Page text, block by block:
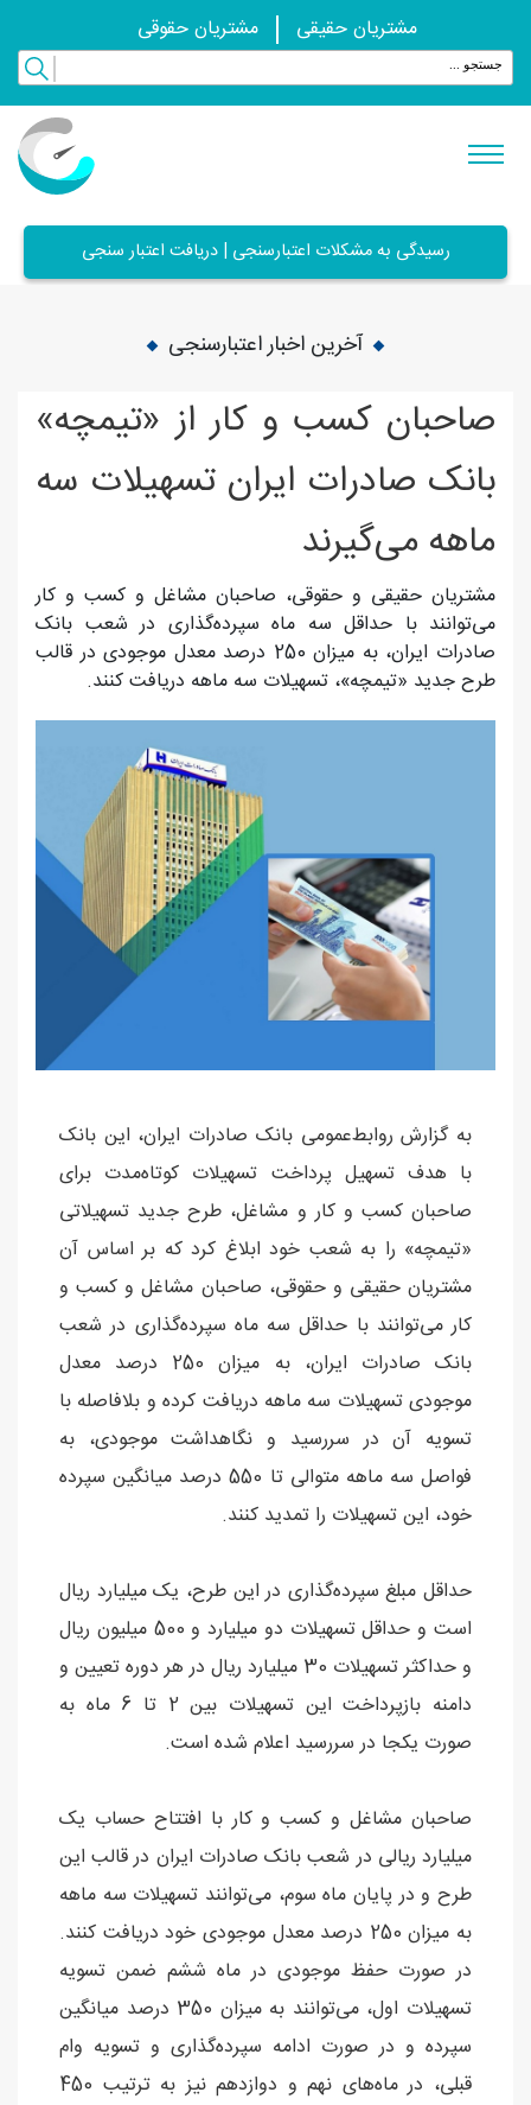
مشتریان حقیقی مشتریان حقوقی
رسیدگی به مشکلات اعتبارسنجی | دریافت اعتبار سنجی
آخرین اخبار اعتبارسنجی
صاحبان کسب و کار از «تیمچه»
بانک صادرات ایران تسهیلات سه
ماهه می‌گیرند
مشتریان حقیقی و حقوقی، صاحبان مشاغل و کسب و کار
می‌توانند با حداقل سه ماه سپرده‌گذاری در شعب بانک
صادرات ایران، به میزان 250 درصد معدل موجودی در قالب
طرح جدید «تیمچه»، تسهیلات سه ماهه دریافت کنند.
به گزارش روابط‌عمومی بانک صادرات ایران، این بانک
با هدف تسهیل پرداخت تسهیلات کوتاه‌مدت برای
صاحبان کسب و کار و مشاغل، طرح جدید تسهیلاتی
«تیمچه» را به شعب خود ابلاغ کرد که بر اساس آن
مشتریان حقیقی و حقوقی، صاحبان مشاغل و کسب و
کار می‌توانند با حداقل سه ماه سپرده‌گذاری در شعب
بانک صادرات ایران، به میزان 250 درصد معدل
موجودی تسهیلات سه ماهه دریافت کرده و بلافاصله با
تسویه آن در سررسید و نگاهداشت موجودی، به
فواصل سه ماهه متوالی تا 550 درصد میانگین سپرده
خود، این تسهیلات را تمدید کنند.
حداقل مبلغ سپرده‌گذاری در این طرح، یک میلیارد ریال
است و حداقل تسهیلات دو میلیارد و 500 میلیون ریال
و حداکثر تسهیلات 30 میلیارد ریال در هر دوره تعیین و
دامنه بازپرداخت این تسهیلات بین 2 تا 6 ماه به
صورت یکجا در سررسید اعلام شده است.
صاحبان مشاغل و کسب و کار با افتتاح حساب یک
میلیارد ریالی در شعب بانک صادرات ایران در قالب این
طرح و در پایان ماه سوم، می‌توانند تسهیلات سه ماهه
به میزان 250 درصد معدل موجودی خود دریافت کنند.
در صورت حفظ موجودی در ماه ششم ضمن تسویه
تسهیلات اول، می‌توانند به میزان 350 درصد میانگین
سپرده و در صورت ادامه سپرده‌گذاری و تسویه وام
قبلی، در ماه‌های نهم و دوازدهم نیز به ترتیب 450